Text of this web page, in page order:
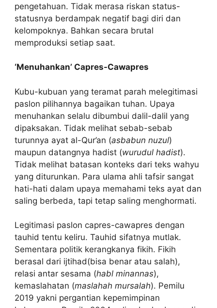
pengetahuan. Tidak merasa riskan status-
statusnya berdampak negatif bagi diri dan
kelompoknya. Bahkan secara brutal
memproduksi setiap saat.
‘Menuhankan’ Capres-Cawapres
Kubu-kubuan yang teramat parah melegitimasi
paslon pilihannya bagaikan tuhan. Upaya
menuhankan selalu dibumbui dalil-dalil yang
dipaksakan. Tidak melihat sebab-sebab
turunnya ayat al-Qur’an (asbabun nuzul)
maupun datangnya hadist (wurudul hadist).
Tidak melihat batasan konteks dari teks wahyu
yang diturunkan. Para ulama ahli tafsir sangat
hati-hati dalam upaya memahami teks ayat dan
saling berbeda, tapi tetap saling menghormati.
Legitimasi paslon capres-cawapres dengan
tauhid tentu keliru. Tauhid sifatnya mutlak.
Sementara politik kerangkanya fikih. Fikih
berasal dari ijtihad(bisa benar atau salah),
relasi antar sesama (habl minannas),
kemaslahatan (maslahah mursalah). Pemilu
2019 yakni pergantian kepemimpinan